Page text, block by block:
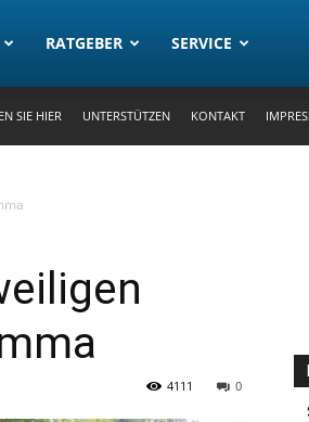
RATGEBER SERVICE
SIE HIER UNTERSTÜTZEN KONTAKT
0
4111